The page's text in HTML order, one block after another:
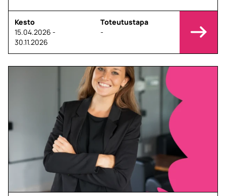
Kesto
15.04.2026 -
30.11.2026
Toteutustapa
-